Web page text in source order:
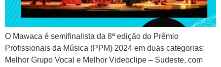
O Mawaca é semifinalista da 8ª edição do Prêmio
Profissionais da Música (PPM) 2024 em duas categorias:
Melhor Grupo Vocal e Melhor Videoclipe – Sudeste, com